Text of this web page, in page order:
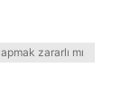
zararlı mı